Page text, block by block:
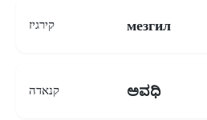
קירגיז мезгил
קנאדה ಅವಧಿ